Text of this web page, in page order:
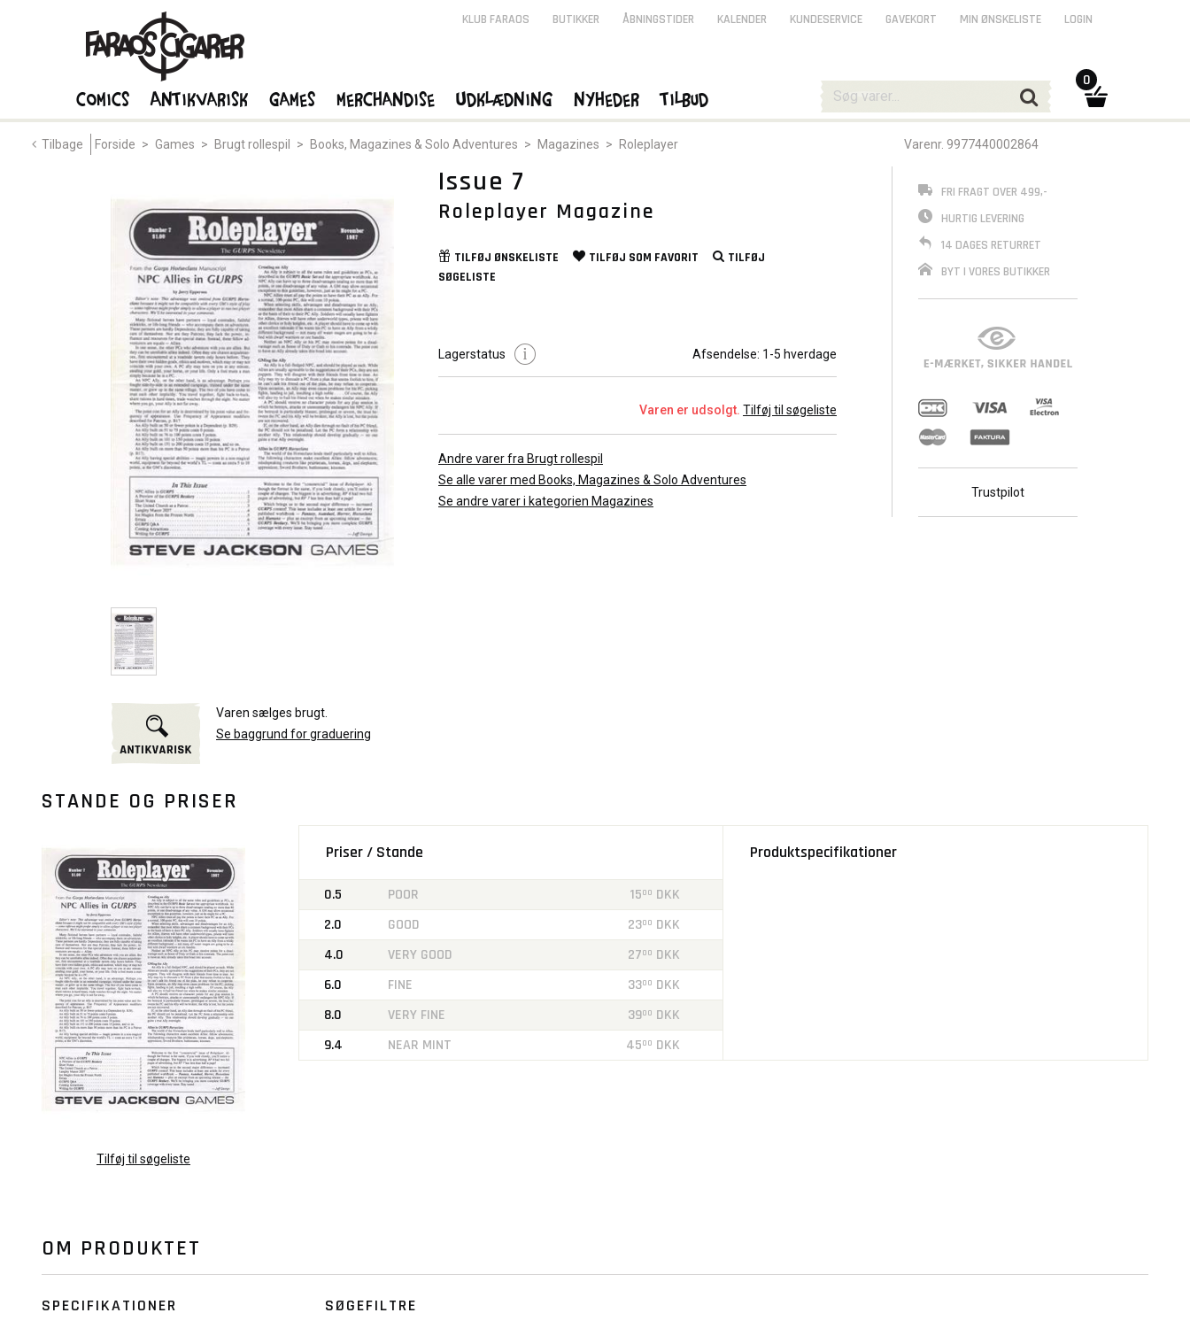
Tilbage Forside > Games > Brugt rollespil > Books, Magazines & Solo Adventures > Magazines > Roleplayer Varenr. 9977440002864
Varen sælges brugt.
Se baggrund for graduering
Issue 7
Roleplayer Magazine
TILFØJ ØNSKELISTE TILFØJ SOM FAVORIT
TILFØJ
SØGELISTE
Lagerstatus Afsendelse: 1-5 hverdage
Varen er udsolgt. Tilføj til søgeliste
Andre varer fra Brugt rollespil
Se alle varer med Books, Magazines & Solo Adventures
Se andre varer i kategorien Magazines
FRI FRAGT OVER 499,-
HURTIG LEVERING
14 DAGES RETURRET
BYT I VORES BUTIKKER
Trustpilot
STANDE OG PRISER
Tilføj til søgeliste
Priser / Stande
0.5 POOR 1500 DKK
2.0
GOOD 2300 DKK
4.0
VERY GOOD 2700 DKK
6.0
FINE 3300 DKK
8.0
VERY FINE 3900 DKK
9.4
NEAR MINT 4500 DKK
Produktspecifikationer
OM PRODUKTET
SPECIFIKATIONER SØGEFILTRE
KLUB FARAOS BUTIKKER ÅBNINGSTIDER KALENDER KUNDESERVICE GAVEKORT MIN ØNSKELISTE LOGIN
Comics Antikvarisk Games Merchandise Udklædning Nyheder Tilbud
0